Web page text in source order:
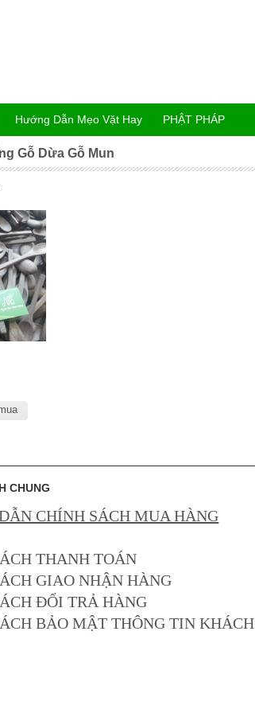
Gỗ Dừa Gỗ Mun
Hướng Dẫn Mẹo Vặt Hay PHẬT PHÁP
CHUNG
CHÍNH SÁCH MUA HÀNG
THANH TOÁN
GIAO NHẬN HÀNG
ĐỔI TRẢ HÀNG
BẢO MẬT THÔNG TIN KHÁCH